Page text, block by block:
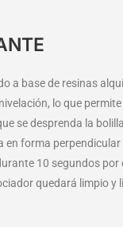
a base de resinas
lo que
se desprenda la
forma
10 segundos
quedará limpio y